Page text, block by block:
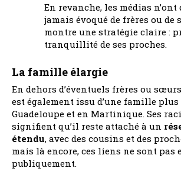
En revanche, les médias
jamais évoqué de frères ou de
montre une stratégie claire :
tranquillité de ses proches.
La famille élargie
En dehors d’éventuels frères ou
est également issu d’une famille plus
Guadeloupe et en Martinique. Ses
signifient qu’il reste attaché à un
étendu, avec des cousins et des
mais là encore, ces liens ne sont pas
publiquement.